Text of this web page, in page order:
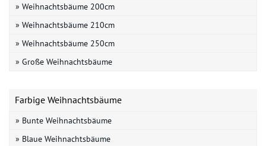
» Weihnachtsbäume 200cm
» Weihnachtsbäume 210cm
» Weihnachtsbäume 250cm
» Große Weihnachtsbäume
Farbige Weihnachtsbäume
» Bunte Weihnachtsbäume
» Blaue Weihnachtsbäume